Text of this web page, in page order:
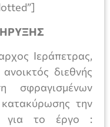
Ιεράπετρας,
διεθνής
σφραγισμένων
την
για το έργο :